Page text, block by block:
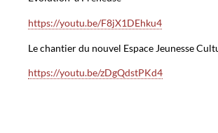
https://youtu.be/F8jX1DEhku4
Le chantier du nouvel Espace Jeunesse
https://youtu.be/zDgQdstPKd4